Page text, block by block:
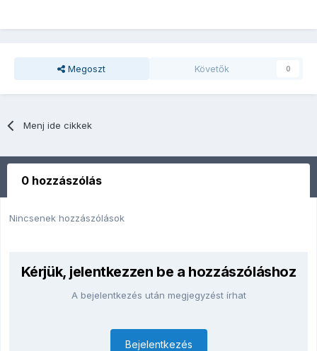
Megoszt Követők 0
Menj ide cikkek
0 hozzászólás
Nincsenek hozzászólások
Kérjük, jelentkezzen be a hozzászóláshoz
A bejelentkezés után megjegyzést írhat
Bejelentkezés